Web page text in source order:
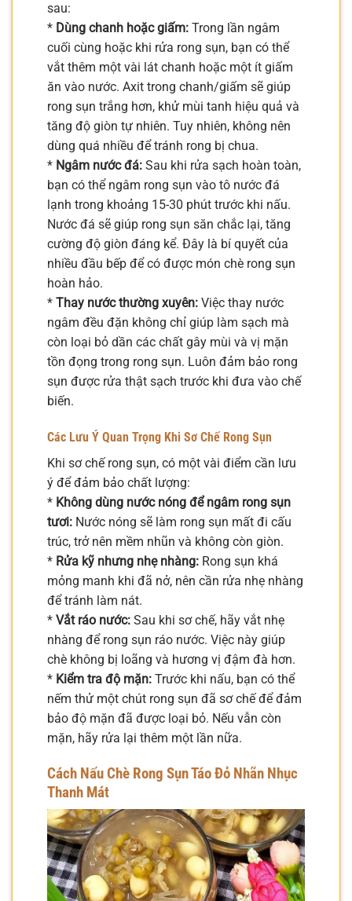
sau:
* Dùng chanh hoặc giấm: Trong lần ngâm
cuối cùng hoặc khi rửa rong sụn, bạn có thể
vắt thêm một vài lát chanh hoặc một ít giấm
ăn vào nước. Axit trong chanh/giấm sẽ giúp
rong sụn trắng hơn, khử mùi tanh hiệu quả và
tăng độ giòn tự nhiên. Tuy nhiên, không nên
dùng quá nhiều để tránh rong bị chua.
* Ngâm nước đá: Sau khi rửa sạch hoàn toàn,
bạn có thể ngâm rong sụn vào tô nước đá
lạnh trong khoảng 15-30 phút trước khi nấu.
Nước đá sẽ giúp rong sụn săn chắc lại, tăng
cường độ giòn đáng kể. Đây là bí quyết của
nhiều đầu bếp để có được món chè rong sụn
hoàn hảo.
* Thay nước thường xuyên: Việc thay nước
ngâm đều đặn không chỉ giúp làm sạch mà
còn loại bỏ dần các chất gây mùi và vị mặn
tồn đọng trong rong sụn. Luôn đảm bảo rong
sụn được rửa thật sạch trước khi đưa vào chế
biến.
Các Lưu Ý Quan Trọng Khi Sơ Chế Rong Sụn
Khi sơ chế rong sụn, có một vài điểm cần lưu
ý để đảm bảo chất lượng:
* Không dùng nước nóng để ngâm rong sụn
tươi: Nước nóng sẽ làm rong sụn mất đi cấu
trúc, trở nên mềm nhũn và không còn giòn.
* Rửa kỹ nhưng nhẹ nhàng: Rong sụn khá
mỏng manh khi đã nở, nên cần rửa nhẹ nhàng
để tránh làm nát.
* Vắt ráo nước: Sau khi sơ chế, hãy vắt nhẹ
nhàng để rong sụn ráo nước. Việc này giúp
chè không bị loãng và hương vị đậm đà hơn.
* Kiểm tra độ mặn: Trước khi nấu, bạn có thể
nếm thử một chút rong sụn đã sơ chế để đảm
bảo độ mặn đã được loại bỏ. Nếu vẫn còn
mặn, hãy rửa lại thêm một lần nữa.
Cách Nấu Chè Rong Sụn Táo Đỏ Nhãn Nhục
Thanh Mát